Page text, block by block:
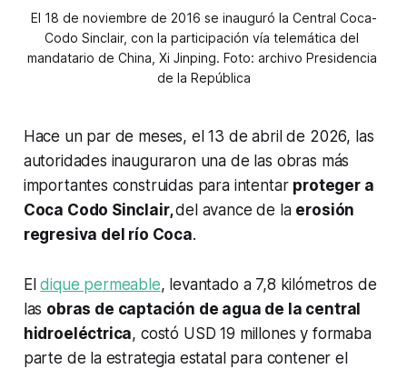
El 18 de noviembre de 2016 se inauguró la Central Coca-
Codo Sinclair, con la participación vía telemática del
mandatario de China, Xi Jinping. Foto: archivo Presidencia
de la República
Hace un par de meses, el 13 de abril de 2026, las
autoridades inauguraron una de las obras más
importantes construidas para intentar proteger a
Coca Codo Sinclair,del avance de la erosión
regresiva del río Coca.
Eldique permeable, levantado a 7,8 kilómetros de
las obras de captación de agua de la central
hidroeléctrica, costó USD 19 millones y formaba
parte de la estrategia estatal para contener el